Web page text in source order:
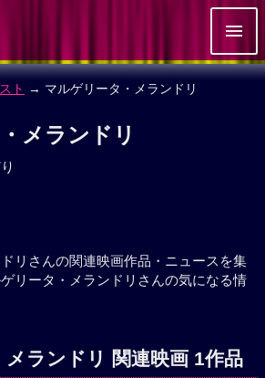
ト → マルゲリータ・メランドリ
メランドリ
リさんの関連映画作品・ニュースを集
リータ・メランドリさんの気になる情
メランドリ 関連映画 1作品